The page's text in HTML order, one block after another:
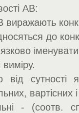
АВ:
виражають
до
від
- (соотв.